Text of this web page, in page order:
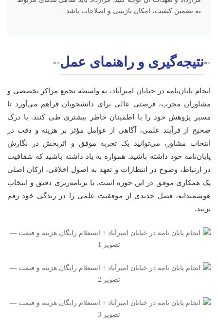
به تضمین کیفیت، امکان بازبینی و اصلاحات باشد.
**نتیجه‌گیری و راهنمای عمل **
انجام پایان‌نامه در خیابان امیرآباد، به واسطه تجمع مراکز تخصصی و
مشاوران مجرب، فرصتی عالی برای دانشجویان فراهم می‌آورد تا
مسیر پژوهش خود را با اطمینان خاطر بیشتری طی کنند. با درک
صحیح از فرآیند علمی، آگاهی از عوامل مؤثر بر هزینه و دقت در
انتخاب مشاور، می‌توانید یک تجربه موفق و اثربخش در نگارش
پایان‌نامه خود داشته باشید. همواره به یاد داشته باشید که شفافیت
در ارتباط، وضوح در انتظارات و تعهد به اصول اخلاقی، ارکان اصلی
یک همکاری موفق در این حوزه است. با برنامه‌ریزی دقیق و انتخاب
هوشمندانه، فصل جدیدی از موفقیت علمی را در زندگی خود رقم
بزنید.